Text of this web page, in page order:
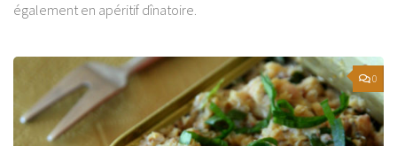
également en apéritif dînatoire.
0